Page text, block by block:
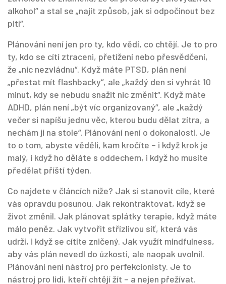
alkohol“ a stal se „najít způsob, jak si odpočinout bez
pití“.
Plánování není jen pro ty, kdo vědí, co chtějí. Je to pro
ty, kdo se cítí ztraceni, přetížení nebo přesvědčení,
že „nic nezvládnu“. Když máte PTSD, plán není
„přestat mít flashbacky“, ale „každý den si vyhrát 10
minut, kdy se nebudu snažit nic změnit“. Když máte
ADHD, plán není „být víc organizovaný“, ale „každý
večer si napíšu jednu věc, kterou budu dělat zítra, a
nechám ji na stole“. Plánování není o dokonalosti. Je
to o tom, abyste věděli, kam kročíte – i když krok je
malý, i když ho děláte s oddechem, i když ho musíte
předělat příští týden.
Co najdete v článcích níže? Jak si stanovit cíle, které
vás opravdu posunou. Jak rekontraktovat, když se
život změnil. Jak plánovat splátky terapie, když máte
málo peněz. Jak vytvořit střízlivou síť, která vás
udrží, i když se cítíte zničený. Jak využít mindfulness,
aby vás plán nevedl do úzkosti, ale naopak uvolnil.
Plánování není nástroj pro perfekcionisty. Je to
nástroj pro lidi, kteří chtějí žít – a nejen přežívat.